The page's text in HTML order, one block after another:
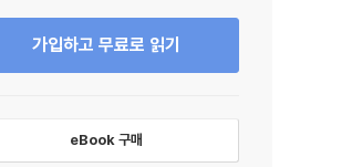
가입하고 무료로 읽기
eBook 구매